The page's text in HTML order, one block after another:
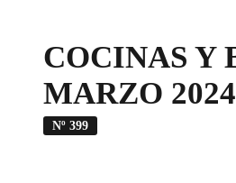
COCINAS Y
MARZO 2024
Nº 399